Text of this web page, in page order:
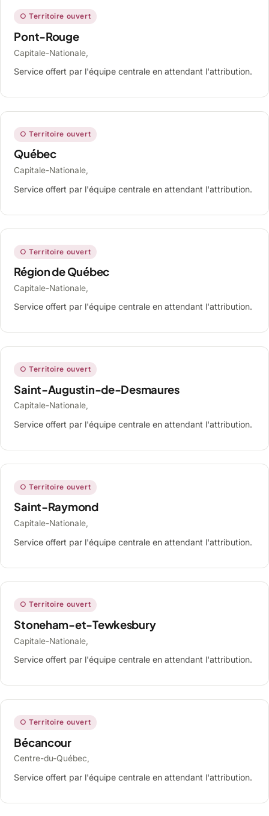
○ Territoire ouvert
Pont-Rouge
Capitale-Nationale,
Service offert par l'équipe centrale en attendant l'attribution.
○ Territoire ouvert
Québec
Capitale-Nationale,
Service offert par l'équipe centrale en attendant l'attribution.
○ Territoire ouvert
Région de Québec
Capitale-Nationale,
Service offert par l'équipe centrale en attendant l'attribution.
○ Territoire ouvert
Saint-Augustin-de-Desmaures
Capitale-Nationale,
Service offert par l'équipe centrale en attendant l'attribution.
○ Territoire ouvert
Saint-Raymond
Capitale-Nationale,
Service offert par l'équipe centrale en attendant l'attribution.
○ Territoire ouvert
Stoneham-et-Tewkesbury
Capitale-Nationale,
Service offert par l'équipe centrale en attendant l'attribution.
○ Territoire ouvert
Bécancour
Centre-du-Québec,
Service offert par l'équipe centrale en attendant l'attribution.